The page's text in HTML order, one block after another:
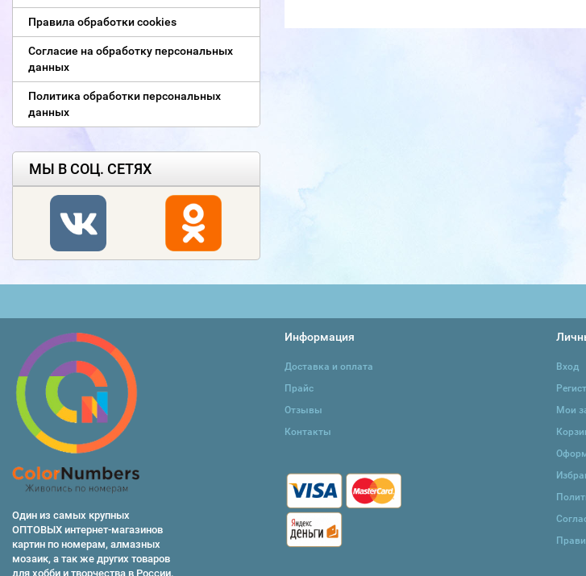
Правила обработки cookies
Согласие на обработку персональных
данных
Политика обработки персональных
данных
МЫ В СОЦ. СЕТЯХ
Один из самых крупных
ОПТОВЫХ интернет-магазинов
картин по номерам, алмазных
мозаик, а так же других товаров
для хобби и творчества в России.
Информация
Доставка и оплата
Прайс
Отзывы
Контакты
Вход
Мои